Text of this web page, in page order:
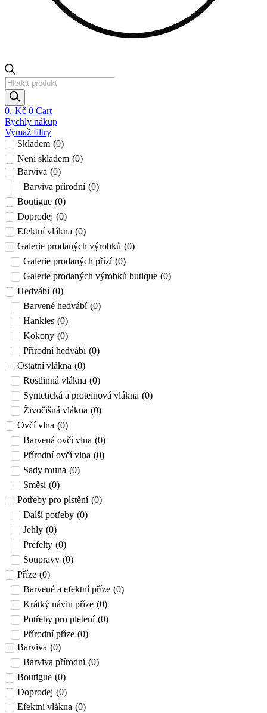
Products
search
0,-Kč 0 Cart
Rychly nákup
Vymaž filtry
Skladem (0)
Neni skladem (0)
Barviva (0)
Barviva přírodní (0)
Boutigue (0)
Doprodej (0)
Efektní vlákna (0)
Galerie prodaných výrobků (0)
Galerie prodaných přízí (0)
Galerie prodaných výrobků butique (0)
Hedvábí (0)
Barvené hedvábí (0)
Hankies (0)
Kokony (0)
Přírodní hedvábí (0)
Ostatní vlákna (0)
Rostlinná vlákna (0)
Syntetická a proteinová vlákna (0)
Živočišná vlákna (0)
Ovčí vlna (0)
Barvená ovčí vlna (0)
Přírodní ovčí vlna (0)
Sady rouna (0)
Směsi (0)
Potřeby pro plstění (0)
Další potřeby (0)
Jehly (0)
Prefelty (0)
Soupravy (0)
Příze (0)
Barvené a efektní příze (0)
Krátký návin příze (0)
Potřeby pro pletení (0)
Přírodní příze (0)
Barviva (0)
Barviva přírodní (0)
Boutigue (0)
Doprodej (0)
Efektní vlákna (0)